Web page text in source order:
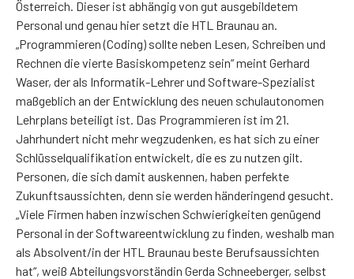
Österreich. Dieser ist abhängig von gut ausgebildetem
Personal und genau hier setzt die HTL Braunau an.
„Programmieren (Coding) sollte neben Lesen, Schreiben und
Rechnen die vierte Basiskompetenz sein“ meint Gerhard
Waser, der als Informatik-Lehrer und Software-Spezialist
maßgeblich an der Entwicklung des neuen schulautonomen
Lehrplans beteiligt ist. Das Programmieren ist im 21.
Jahrhundert nicht mehr wegzudenken, es hat sich zu einer
Schlüsselqualifikation entwickelt, die es zu nutzen gilt.
Personen, die sich damit auskennen, haben perfekte
Zukunftsaussichten, denn sie werden händeringend gesucht.
„Viele Firmen haben inzwischen Schwierigkeiten genügend
Personal in der Softwareentwicklung zu finden, weshalb man
als Absolvent/in der HTL Braunau beste Berufsaussichten
hat“, weiß Abteilungsvorständin Gerda Schneeberger, selbst